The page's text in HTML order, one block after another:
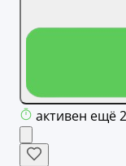
активен ещё